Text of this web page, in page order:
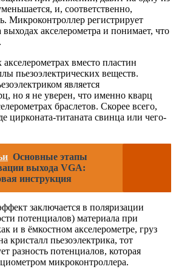
и, соответственно,
Микроконтроллер регистрирует
акселерометра и понимает, что
вместо пластин
пьезоэлектрических веществ.
является
но я не уверен, что именно кварц
браслетов. Скорее всего,
цирконата-титаната свинца или чего-
Основные этапы
выхода VGA:
инструкция
заключается в поляризации
потенциалов) материала при
и в ёмкостном акселерометре, груз
кристалл пьезоэлектрика, тот
разность потенциалов, которая
микроконтроллера.